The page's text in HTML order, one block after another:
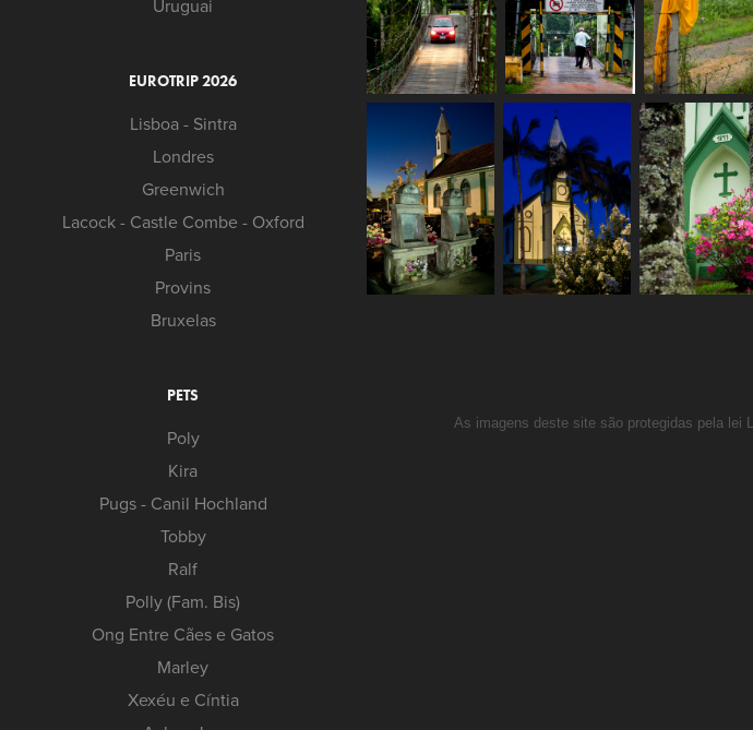
Uruguai
EUROTRIP 2026
Lisboa - Sintra
Londres
Greenwich
Lacock - Castle Combe - Oxford
Paris
Provins
Bruxelas
PETS
Poly
Kira
Pugs - Canil Hochland
Tobby
Ralf
Polly (Fam. Bis)
Ong Entre Cães e Gatos
Marley
Xexéu e Cíntia
As imagens deste site são protegidas pela lei